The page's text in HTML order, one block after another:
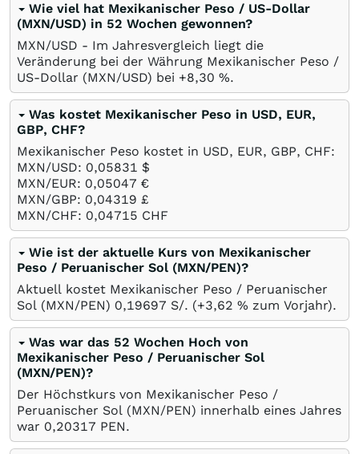
Wie viel hat Mexikanischer Peso / US-Dollar
(MXN/USD) in 52 Wochen gewonnen?
MXN/USD - Im Jahresvergleich liegt die
Veränderung bei der Währung Mexikanischer Peso /
US-Dollar (MXN/USD) bei +8,30 %.
Was kostet Mexikanischer Peso in USD, EUR,
GBP, CHF?
Mexikanischer Peso kostet in USD, EUR, GBP, CHF:
MXN/USD: 0,05831 $
MXN/EUR: 0,05047 €
MXN/GBP: 0,04319 £
MXN/CHF: 0,04715 CHF
Wie ist der aktuelle Kurs von Mexikanischer
Peso / Peruanischer Sol (MXN/PEN)?
Aktuell kostet Mexikanischer Peso / Peruanischer
Sol (MXN/PEN) 0,19697 S/. (+3,62 % zum Vorjahr).
Was war das 52 Wochen Hoch von
Mexikanischer Peso / Peruanischer Sol
(MXN/PEN)?
Der Höchstkurs von Mexikanischer Peso /
Peruanischer Sol (MXN/PEN) innerhalb eines Jahres
war 0,20317 PEN.